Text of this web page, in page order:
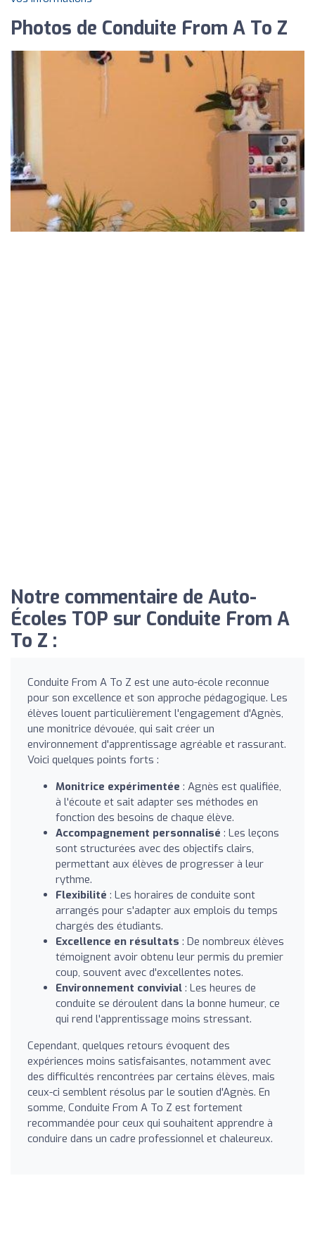
Photos de Conduite From A To Z
Notre commentaire de Auto-
Écoles TOP sur Conduite From A
To Z :
Conduite From A To Z est une auto-école reconnue
pour son excellence et son approche pédagogique. Les
élèves louent particulièrement l'engagement d'Agnès,
une monitrice dévouée, qui sait créer un
environnement d'apprentissage agréable et rassurant.
Voici quelques points forts :
Monitrice expérimentée : Agnès est qualifiée,
à l'écoute et sait adapter ses méthodes en
fonction des besoins de chaque élève.
Accompagnement personnalisé : Les leçons
sont structurées avec des objectifs clairs,
permettant aux élèves de progresser à leur
rythme.
Flexibilité : Les horaires de conduite sont
arrangés pour s'adapter aux emplois du temps
chargés des étudiants.
Excellence en résultats : De nombreux élèves
témoignent avoir obtenu leur permis du premier
coup, souvent avec d'excellentes notes.
Environnement convivial : Les heures de
conduite se déroulent dans la bonne humeur, ce
qui rend l'apprentissage moins stressant.
Cependant, quelques retours évoquent des
expériences moins satisfaisantes, notamment avec
des difficultés rencontrées par certains élèves, mais
ceux-ci semblent résolus par le soutien d'Agnès. En
somme, Conduite From A To Z est fortement
recommandée pour ceux qui souhaitent apprendre à
conduire dans un cadre professionnel et chaleureux.